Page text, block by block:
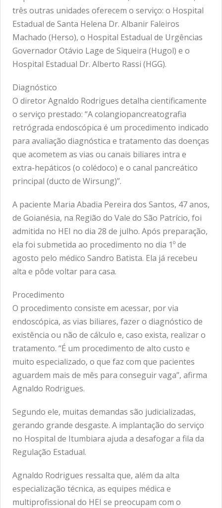
três outras unidades oferecem o serviço: o Hospital
Estadual de Santa Helena Dr. Albanir Faleiros
Machado (Herso), o Hospital Estadual de Urgências
Governador Otávio Lage de Siqueira (Hugol) e o
Hospital Estadual Dr. Alberto Rassi (HGG).
Diagnóstico
O diretor Agnaldo Rodrigues detalha cientificamente
o serviço prestado: “A colangiopancreatografia
retrógrada endoscópica é um procedimento indicado
para avaliação diagnóstica e tratamento das doenças
que acometem as vias ou canais biliares intra e
extra-hepáticos (o colédoco) e o canal pancreático
principal (ducto de Wirsung)”.
A paciente Maria Abadia Pereira dos Santos, 47 anos,
de Goianésia, na Região do Vale do São Patrício, foi
admitida no HEI no dia 28 de julho. Após preparação,
ela foi submetida ao procedimento no dia 1º de
agosto pelo médico Sandro Batista. Ela já recebeu
alta e pôde voltar para casa.
Procedimento
O procedimento consiste em acessar, por via
endoscópica, as vias biliares, fazer o diagnóstico de
existência ou não de cálculo e, caso exista, realizar o
tratamento. “É um procedimento de alto custo e
muito especializado, o que faz com que pacientes
aguardem mais de mês para conseguir vaga”, afirma
Agnaldo Rodrigues.
Segundo ele, muitas demandas são judicializadas,
gerando grande desgaste. A implantação do serviço
no Hospital de Itumbiara ajuda a desafogar a fila da
Regulação Estadual.
Agnaldo Rodrigues ressalta que, além da alta
especialização técnica, as equipes médica e
multiprofissional do HEI se preocupam com o